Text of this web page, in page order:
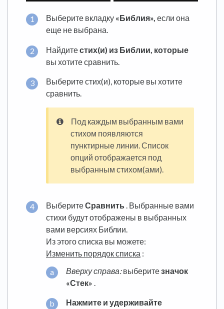
Выберите вкладку «Библия», если она
еще не выбрана.
Найдитестих(и) из Библии, которые
вы хотите сравнить.
Выберите стих(и), которые вы хотите
сравнить.
Под каждым выбранным вами
стихом появляются
пунктирные линии. Список
опций отображается под
выбранным стихом(ами).
ВыберитеСравнить . Выбранные вами
стихи будут отображены в выбранных
вами версиях Библии.
Из этого списка вы можете:
Изменить порядок списка :
Вверху справа:выберитезначок
«Стек»
Нажмите и удерживайте